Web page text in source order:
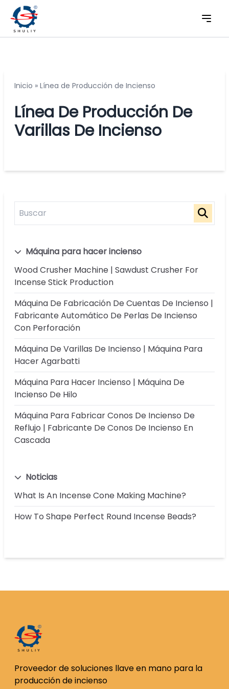
Máquina para hacer incienso
Wood Crusher Machine | Sawdust Crusher For
Incense Stick Production
Máquina De Fabricación De Cuentas De Incienso |
Fabricante Automático De Perlas De Incienso
Con Perforación
Máquina De Varillas De Incienso | Máquina Para
Hacer Agarbatti
Máquina Para Hacer Incienso | Máquina De
Incienso De Hilo
Máquina Para Fabricar Conos De Incienso De
Reflujo | Fabricante De Conos De Incienso En
Cascada
Noticias
What Is An Incense Cone Making Machine?
How To Shape Perfect Round Incense Beads?
Inicio » Línea de Producción de Incienso
Línea De Producción De
Varillas De Incienso
Proveedor de soluciones llave en mano para la
producción de incienso